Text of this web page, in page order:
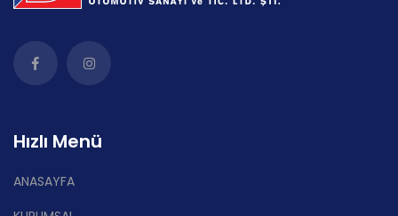
Hızlı Menü
ANASAYFA